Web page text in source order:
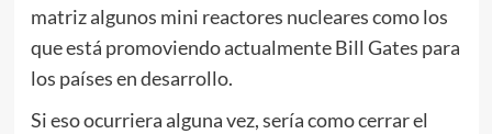
matriz algunos mini reactores nucleares como los
que está promoviendo actualmente Bill Gates para
los países en desarrollo.
Si eso ocurriera alguna vez, sería como cerrar el